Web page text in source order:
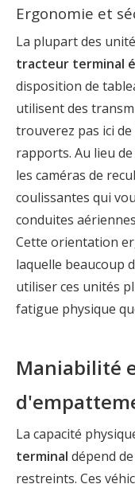
Ergonomie et
La plupart des
tracteur terminal
disposition de
utilisent des
trouverez pas ici
rapports. Au lieu
les caméras de
coulissantes qui
conduites
Cette orientation
laquelle beaucoup
utiliser ces unités
fatigue physique
Maniabilité
La capacité
terminal dépend
restreints. Ces